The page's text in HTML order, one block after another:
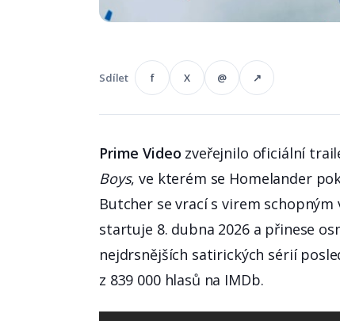
Sdílet f X @ ↗
Prime Video zveřejnilo oficiální
Boys, ve kterém se Homelander
Butcher se vrací s virem
startuje 8. dubna 2026 a přinese
nejdrsnějších satirických sérií
z 839 000 hlasů na IMDb.